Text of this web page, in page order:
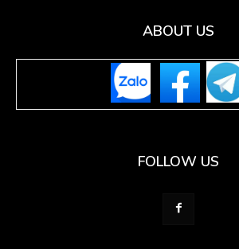
ABOUT US
FOLLOW US